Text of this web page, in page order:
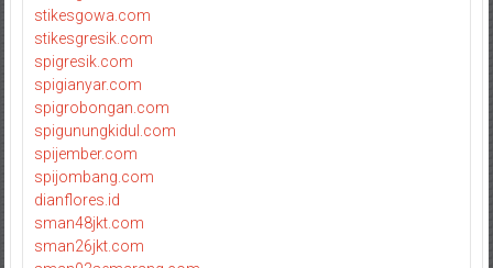
stikesgowa.com
stikesgresik.com
spigresik.com
spigianyar.com
spigrobongan.com
spigunungkidul.com
spijember.com
spijombang.com
dianflores.id
sman48jkt.com
sman26jkt.com